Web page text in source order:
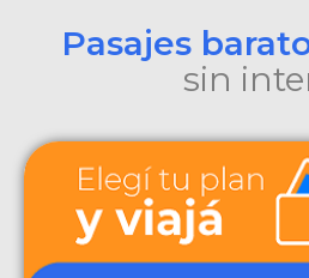
Pasajes
sin